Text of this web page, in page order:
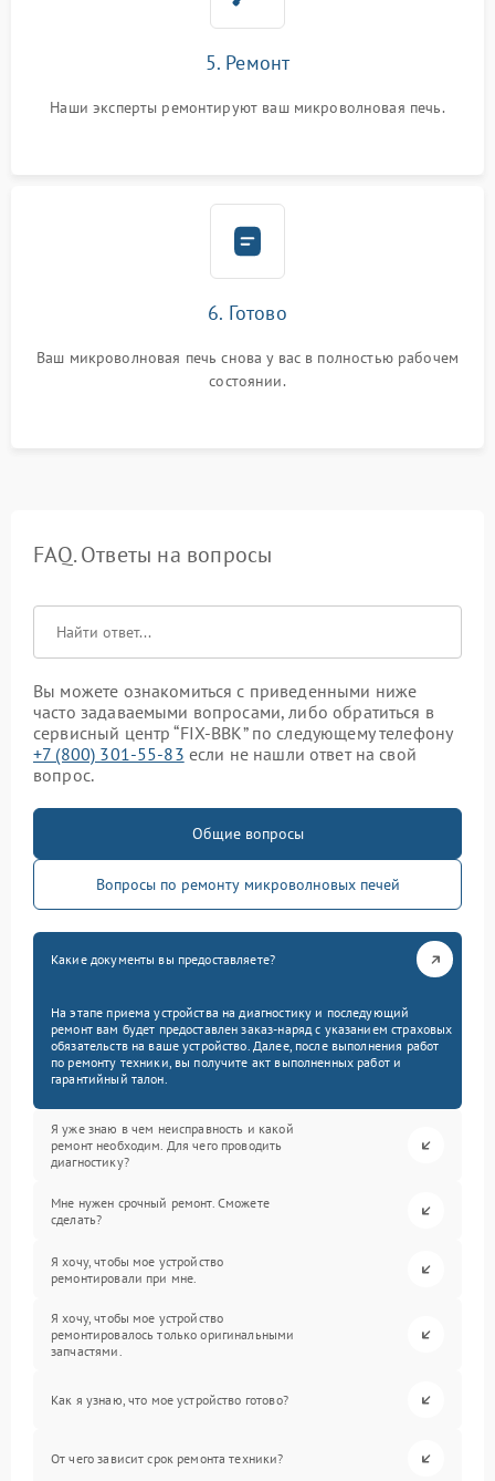
5. Ремонт
Наши эксперты ремонтируют ваш микроволновая печь.
6. Готово
Ваш микроволновая печь снова у вас в полностью рабочем
состоянии.
FAQ. Ответы на вопросы
Вы можете ознакомиться с приведенными ниже
часто задаваемыми вопросами, либо обратиться в
сервисный центр “FIX-BBK” по следующему телефону
+7 (800) 301-55-83 если не нашли ответ на свой
вопрос.
Общие вопросы
Вопросы по ремонту микроволновых печей
Какие документы вы предоставляете?
На этапе приема устройства на диагностику и последующий
ремонт вам будет предоставлен заказ-наряд с указанием страховых
обязательств на ваше устройство. Далее, после выполнения работ
по ремонту техники, вы получите акт выполненных работ и
гарантийный талон.
Я уже знаю в чем неисправность и какой
ремонт необходим. Для чего проводить
диагностику?
Мне нужен срочный ремонт. Сможете
сделать?
Я хочу, чтобы мое устройство
ремонтировали при мне.
Я хочу, чтобы мое устройство
ремонтировалось только оригинальными
запчастями.
Как я узнаю, что мое устройство готово?
От чего зависит срок ремонта техники?